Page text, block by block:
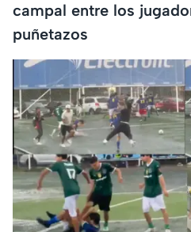
campal entre los
puñetazos